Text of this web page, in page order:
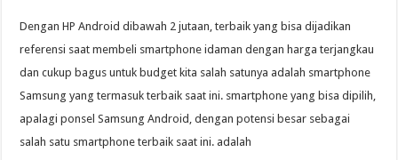
Dengan HP Android dibawah 2 jutaan, terbaik yang bisa dijadikan
referensi saat membeli smartphone idaman dengan harga terjangkau
dan cukup bagus untuk budget kita salah satunya adalah smartphone
Samsung yang termasuk terbaik saat ini. smartphone yang bisa dipilih,
apalagi ponsel Samsung Android, dengan potensi besar sebagai
salah satu smartphone terbaik saat ini. adalah